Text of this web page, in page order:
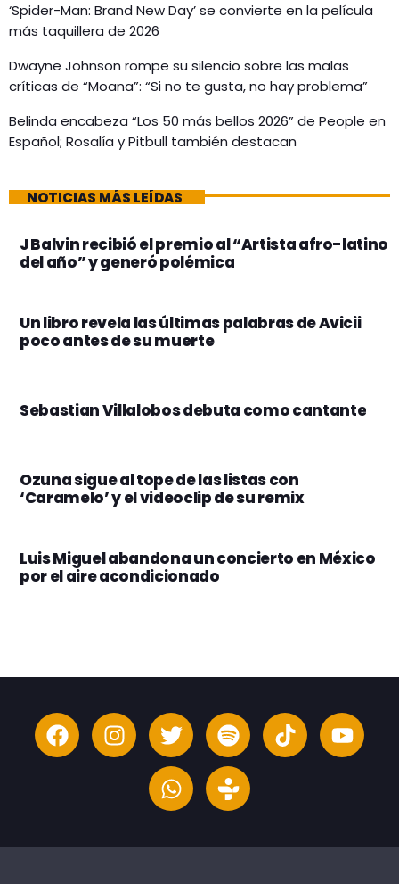
‘Spider-Man: Brand New Day’ se convierte en la película
más taquillera de 2026
Dwayne Johnson rompe su silencio sobre las malas
críticas de “Moana”: “Si no te gusta, no hay problema”
Belinda encabeza “Los 50 más bellos 2026” de People en
Español; Rosalía y Pitbull también destacan
NOTICIAS MÁS LEÍDAS
J Balvin recibió el premio al “Artista afro-latino
del año” y generó polémica
Un libro revela las últimas palabras de Avicii
poco antes de su muerte
Sebastian Villalobos debuta como cantante
Ozuna sigue al tope de las listas con
‘Caramelo’ y el videoclip de su remix
Luis Miguel abandona un concierto en México
por el aire acondicionado